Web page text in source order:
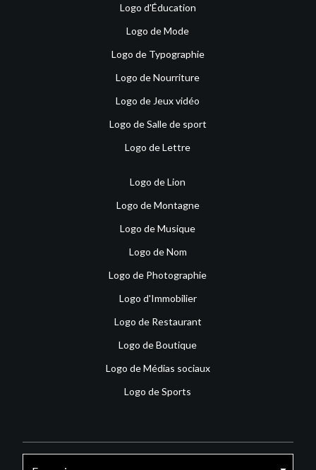
Logo d'Éducation
Logo de Mode
Logo de Typographie
Logo de Nourriture
Logo de Jeux vidéo
Logo de Salle de sport
Logo de Lettre
Logo de Lion
Logo de Montagne
Logo de Musique
Logo de Nom
Logo de Photographie
Logo d'Immobilier
Logo de Restaurant
Logo de Boutique
Logo de Médias sociaux
Logo de Sports